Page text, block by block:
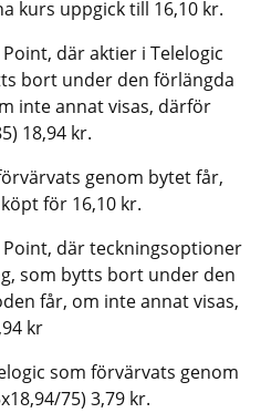
kurs uppgick till 16,10 kr.
där aktier i Telelogic
bort under den förlängda
inte annat visas, därför
18,94 kr.
genom bytet får,
för 16,10 kr.
Point, där teckningsoptioner
som bytts bort under den
får, om inte annat visas,
kr
som förvärvats genom
75) 3,79 kr.